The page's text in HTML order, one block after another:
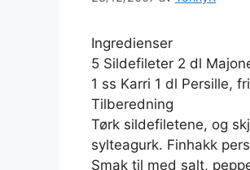
Ingredienser
5 Sildefileter 2 dl
1 ss Karri 1 dl Persille,
Tilberedning
Tørk sildefiletene, og
sylteagurk. Finhakk
Smak til med salt,